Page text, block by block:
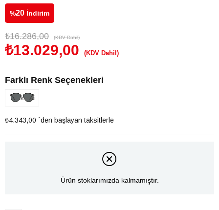
%20 İndirim
₺16.286,00 (KDV Dahil)
₺13.029,00 (KDV Dahil)
Farklı Renk Seçenekleri
Tükendi
₺4.343,00 `den başlayan taksitlerle
Ürün stoklarımızda kalmamıştır.